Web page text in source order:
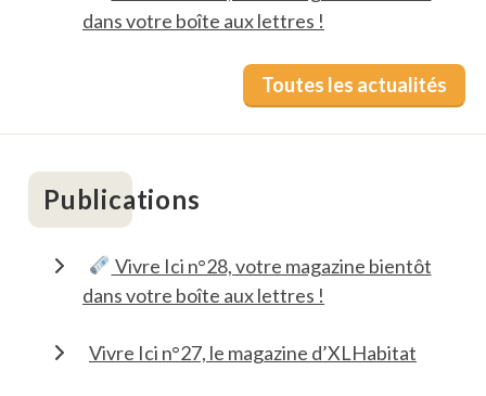
dans votre boîte aux lettres !
Toutes les actualités
Publications
Vivre Ici n°28, votre magazine bientôt
dans votre boîte aux lettres !
Vivre Ici n°27, le magazine d’XLHabitat